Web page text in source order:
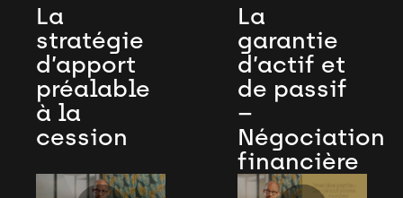
La
stratégie
d’apport
préalable
à la
cession
La
garantie
d’actif et
de passif
–
Négociation
financière